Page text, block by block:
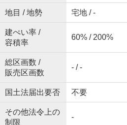
地目 / 地勢 宅地 / -
建ぺい率 /
容積率
60% / 200%
総区画数 /
販売区画数
- / -
国土法届出要否 不要
その他法令上の
制限
-